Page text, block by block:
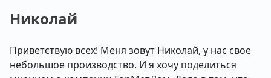
Николай
Приветствую всех! Меня зовут Николай, у нас свое
небольшое производство. И я хочу поделиться